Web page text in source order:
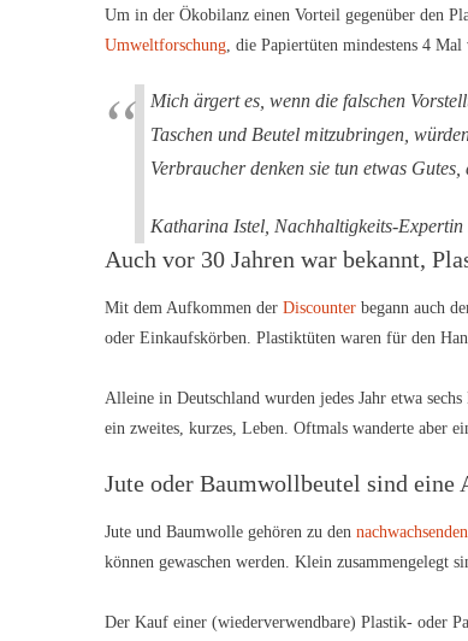
Um in der Ökobilanz einen Vorteil gegenüber den
Umweltforschung , die Papiertüten mindestens 4 Mal
Mich ärgert es, wenn die falschen
Taschen und Beutel mitzubringen,
Verbraucher denken sie tun etwas
Katharina Istel, Nachhaltigkeits-
Auch vor 30 Jahren war bekannt,
Mit dem Aufkommen der Discounter begann auch
oder Einkaufskörben. Plastiktüten waren für den
Alleine in Deutschland wurden jedes Jahr etwa
ein zweites, kurzes, Leben. Oftmals wanderte aber
Jute oder Baumwollbeutel sind eine
Jute und Baumwolle gehören zu den
können gewaschen werden. Klein zusammengelegt
Der Kauf einer (wiederverwendbare) Plastik- oder